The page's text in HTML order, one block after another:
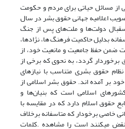
مسائل حیاتی برای مردم و حکومت
اعلامیه جهانی حقوق بشر در سال
و اسقبال دولت‌ها و ملت‌های پس از جنگ
بدلیل حاکمیت فرهنگ ها، نژادها،
ضمن حفظ جامعیت و مانعیت خود، از
برخوردار گردد، به نحوی که برخی از
حقوق بشری متناسب با نیاز‌های
بر آمده اند. حقوق بشر اسلامی از
اسلامی است که بنیان‌ها و
حقوق اسلام دارد که در مقایسه با
خاصی برخودار که متاسفانه برخلاف
میکنند است را مشاهده .کلمات